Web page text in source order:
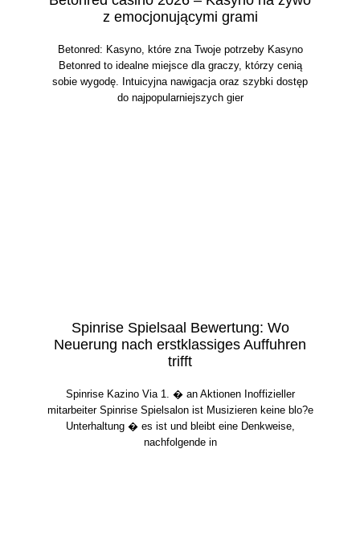
z emocjonującymi grami
Betonred: Kasyno, które zna Twoje potrzeby Kasyno
Betonred to idealne miejsce dla graczy, którzy cenią
sobie wygodę. Intuicyjna nawigacja oraz szybki dostęp
do najpopularniejszych gier
Spinrise Spielsaal Bewertung: Wo
Neuerung nach erstklassiges Auffuhren
trifft
Spinrise Kazino Via 1. � an Aktionen Inoffizieller
mitarbeiter Spinrise Spielsalon ist Musizieren keine blo?e
Unterhaltung � es ist und bleibt eine Denkweise,
nachfolgende in